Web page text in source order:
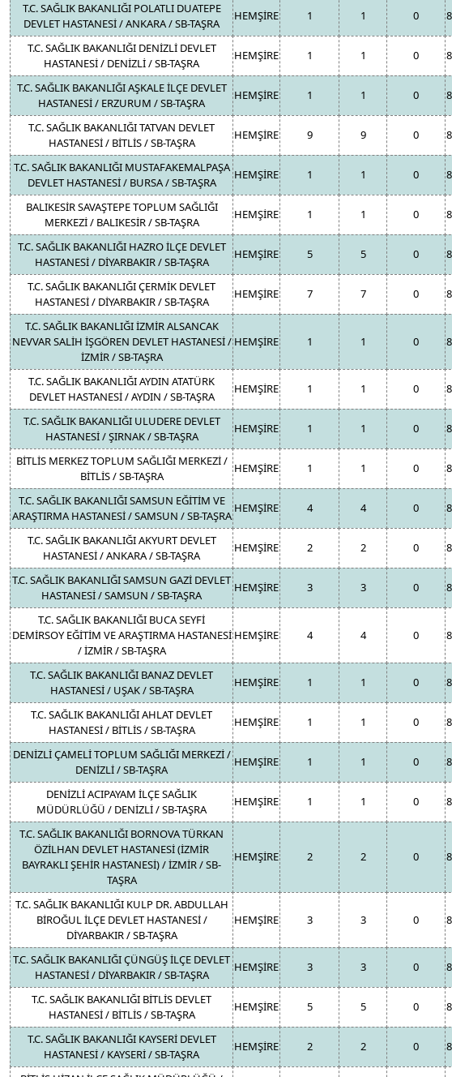
T.C. SAĞLIK BAKANLIĞI POLATLI DUATEPE
DEVLET HASTANESİ / ANKARA / SB-TAŞRA
HEMŞİRE 1 1 0
T.C. SAĞLIK BAKANLIĞI DENİZLİ DEVLET
HASTANESİ / DENİZLİ / SB-TAŞRA
HEMŞİRE 1 1 0
T.C. SAĞLIK BAKANLIĞI AŞKALE İLÇE DEVLET
HASTANESİ / ERZURUM / SB-TAŞRA
HEMŞİRE 1 1 0
T.C. SAĞLIK BAKANLIĞI TATVAN DEVLET
HASTANESİ / BİTLİS / SB-TAŞRA
HEMŞİRE 9 9 0
T.C. SAĞLIK BAKANLIĞI MUSTAFAKEMALPAŞA
DEVLET HASTANESİ / BURSA / SB-TAŞRA
HEMŞİRE 1 1 0
BALIKESİR SAVAŞTEPE TOPLUM SAĞLIĞI
MERKEZİ / BALIKESİR / SB-TAŞRA
HEMŞİRE 1 1 0
T.C. SAĞLIK BAKANLIĞI HAZRO İLÇE DEVLET
HASTANESİ / DİYARBAKIR / SB-TAŞRA
HEMŞİRE 5 5 0
T.C. SAĞLIK BAKANLIĞI ÇERMİK DEVLET
HASTANESİ / DİYARBAKIR / SB-TAŞRA
HEMŞİRE 7 7 0
T.C. SAĞLIK BAKANLIĞI İZMİR ALSANCAK
NEVVAR SALİH İŞGÖREN DEVLET HASTANESİ /
İZMİR / SB-TAŞRA
HEMŞİRE 1 1 0
T.C. SAĞLIK BAKANLIĞI AYDIN ATATÜRK
DEVLET HASTANESİ / AYDIN / SB-TAŞRA
HEMŞİRE 1 1 0
T.C. SAĞLIK BAKANLIĞI ULUDERE DEVLET
HASTANESİ / ŞIRNAK / SB-TAŞRA
HEMŞİRE 1 1 0
BİTLİS MERKEZ TOPLUM SAĞLIĞI MERKEZİ /
BİTLİS / SB-TAŞRA
HEMŞİRE 1 1 0
T.C. SAĞLIK BAKANLIĞI SAMSUN EĞİTİM VE
ARAŞTIRMA HASTANESİ / SAMSUN / SB-TAŞRA
HEMŞİRE 4 4 0
T.C. SAĞLIK BAKANLIĞI AKYURT DEVLET
HASTANESİ / ANKARA / SB-TAŞRA
HEMŞİRE 2 2 0
T.C. SAĞLIK BAKANLIĞI SAMSUN GAZİ DEVLET
HASTANESİ / SAMSUN / SB-TAŞRA
HEMŞİRE 3 3 0
T.C. SAĞLIK BAKANLIĞI BUCA SEYFİ
DEMİRSOY EĞİTİM VE ARAŞTIRMA HASTANESİ
/ İZMİR / SB-TAŞRA
HEMŞİRE 4 4 0
T.C. SAĞLIK BAKANLIĞI BANAZ DEVLET
HASTANESİ / UŞAK / SB-TAŞRA
HEMŞİRE 1 1 0
T.C. SAĞLIK BAKANLIĞI AHLAT DEVLET
HASTANESİ / BİTLİS / SB-TAŞRA
HEMŞİRE 1 1 0
DENİZLİ ÇAMELİ TOPLUM SAĞLIĞI MERKEZİ /
DENİZLİ / SB-TAŞRA
HEMŞİRE 1 1 0
DENİZLİ ACIPAYAM İLÇE SAĞLIK
MÜDÜRLÜĞÜ / DENİZLİ / SB-TAŞRA
HEMŞİRE 1 1 0
T.C. SAĞLIK BAKANLIĞI BORNOVA TÜRKAN
ÖZİLHAN DEVLET HASTANESİ (İZMİR
BAYRAKLI ŞEHİR HASTANESİ) / İZMİR / SB-
TAŞRA
HEMŞİRE 2 2 0
T.C. SAĞLIK BAKANLIĞI KULP DR. ABDULLAH
BİROĞUL İLÇE DEVLET HASTANESİ /
DİYARBAKIR / SB-TAŞRA
HEMŞİRE 3 3 0
T.C. SAĞLIK BAKANLIĞI ÇÜNGÜŞ İLÇE DEVLET
HASTANESİ / DİYARBAKIR / SB-TAŞRA
HEMŞİRE 3 3 0
T.C. SAĞLIK BAKANLIĞI BİTLİS DEVLET
HASTANESİ / BİTLİS / SB-TAŞRA
HEMŞİRE 5 5 0
T.C. SAĞLIK BAKANLIĞI KAYSERİ DEVLET
HASTANESİ / KAYSERİ / SB-TAŞRA
HEMŞİRE 2 2 0